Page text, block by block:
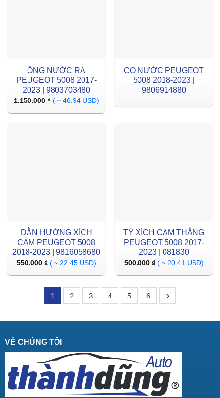
ỐNG NƯỚC RA
PEUGEOT 5008 2017-
2023 | 9803703480
1.150.000 ₫ ( ~ 46.94 USD)
CO NƯỚC PEUGEOT
5008 2018-2023 |
9806914880
DẪN HƯỚNG XÍCH
CAM PEUGEOT 5008
2018-2023 | 9816058680
550.000 ₫ ( ~ 22.45 USD)
TỲ XÍCH CAM THẲNG
PEUGEOT 5008 2017-
2023 | 081830
500.000 ₫ ( ~ 20.41 USD)
1 2 3 4 5 6
VỀ CHÚNG TÔI